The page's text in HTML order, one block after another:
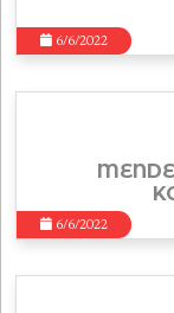
6/6/2022
6/6/2022